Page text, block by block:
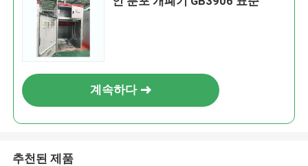
계속하다
추천된 제품